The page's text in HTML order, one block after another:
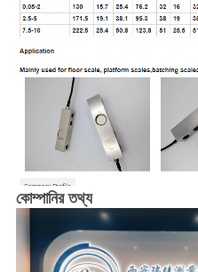
কোম্পানির তথ্য